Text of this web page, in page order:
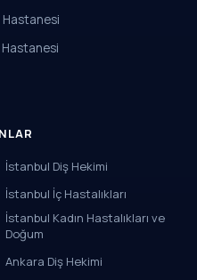
Hastanesi
İstanbul Diş Hekimi
İstanbul İç Hastalıkları
İstanbul Kadın Hastalıkları ve
Doğum
Ankara Diş Hekimi